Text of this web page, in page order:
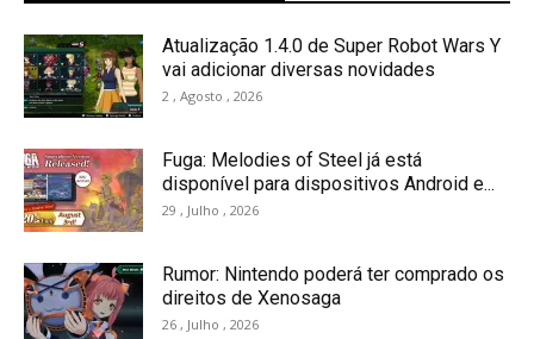
Atualização 1.4.0 de Super Robot Wars Y
vai adicionar diversas novidades
2 , Agosto , 2026
Fuga: Melodies of Steel já está
disponível para dispositivos Android e...
29 , Julho , 2026
Rumor: Nintendo poderá ter comprado os
direitos de Xenosaga
26 , Julho , 2026